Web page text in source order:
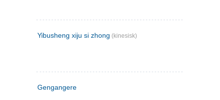
Yibusheng xiju si zhong (kinesisk)
Gengangere